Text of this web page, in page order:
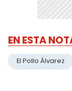
EN ESTA
El Pollo Álvarez